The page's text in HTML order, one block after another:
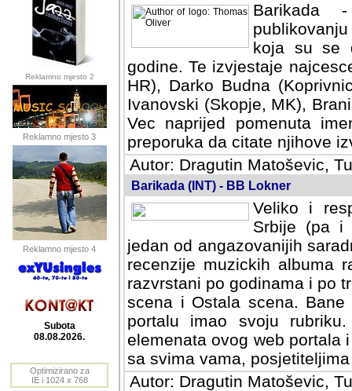
Reklamno mjesto 2
Reklamno mjesto 3
Reklamno mjesto 4
Subota
08.08.2026.
Optimizirano za
IE i 1024 x 768
Barikada
koja su se
godine. Te izvjestaje
HR), Darko Budna
Ivanovski (Skopje, MK),
Vec naprijed pomenuta
preporuka da citate njihove
Autor: Dragutin Matoševic,
Barikada (INT) - BB Lokner
Veliko i
Srbije (pa i
jedan od angazovanijih
recenzije muzickih albuma
razvrstani po godinama i po
scena i Ostala scena.
portalu imao svoju
elemenata ovog web portala
sa svima vama,
Autor: Dragutin Matoševic,